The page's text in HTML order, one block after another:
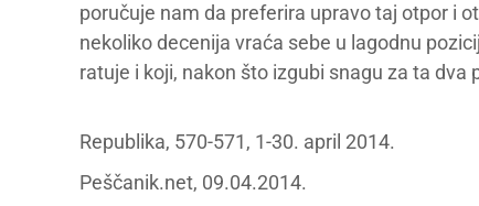
poručuje nam da preferira upravo taj otpor i
nekoliko decenija vraća sebe u lagodnu
ratuje i koji, nakon što izgubi snagu za ta dva
Republika, 570-571, 1-30. april 2014.
Peščanik.net, 09.04.2014.